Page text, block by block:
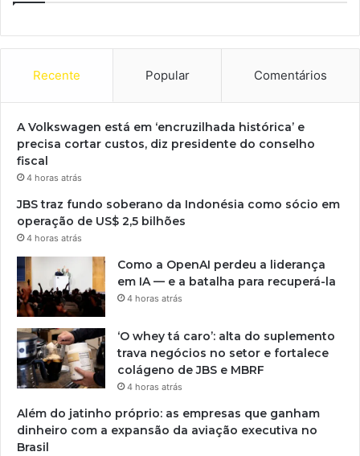
Recente Popular Comentários
A Volkswagen está em ‘encruzilhada histórica’ e
precisa cortar custos, diz presidente do conselho
fiscal
4 horas atrás
JBS traz fundo soberano da Indonésia como sócio em
operação de US$ 2,5 bilhões
4 horas atrás
Como a OpenAI perdeu a liderança
em IA — e a batalha para recuperá-la
4 horas atrás
‘O whey tá caro’: alta do suplemento
trava negócios no setor e fortalece
colágeno de JBS e MBRF
4 horas atrás
Além do jatinho próprio: as empresas que ganham
dinheiro com a expansão da aviação executiva no
Brasil